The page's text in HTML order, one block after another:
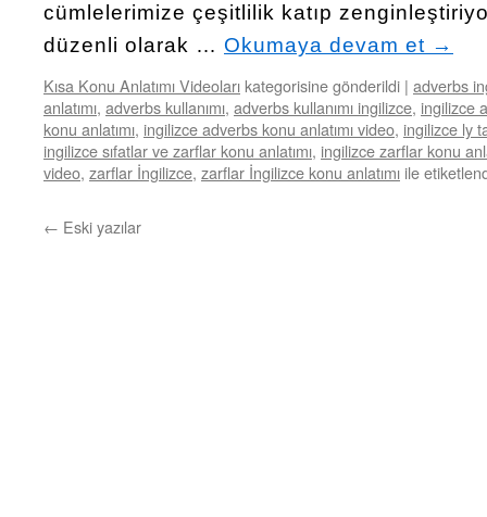
cümlelerimize çeşitlilik katıp
düzenli olarak … Okumaya devam et →
Kısa Konu Anlatımı Videoları kategorisine gönderildi | adverbs
anlatımı, adverbs kullanımı, adverbs kullanımı ingilizce, ingilizce
konu anlatımı, ingilizce adverbs konu anlatımı video, ingilizce ly
ingilizce sıfatlar ve zarflar konu anlatımı, ingilizce zarflar konu
video, zarflar İngilizce, zarflar İngilizce konu anlatımı ile
← Eski yazılar